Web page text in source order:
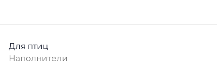
Для птиц
Наполнители